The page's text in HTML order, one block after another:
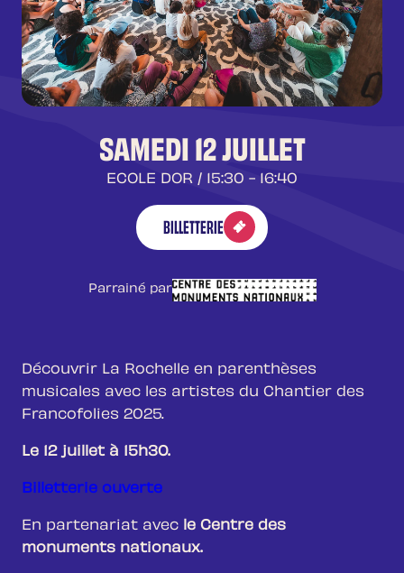
SAMEDI 12 JUILLET
ECOLE DOR / 15:30 - 16:40
BILLETTERIE
Parrainé par
Découvrir La Rochelle en parenthèses
musicales avec les artistes du Chantier des
Francofolies 2025.
Le 12 juillet à 15h30.
Billetterie ouverte
En partenariat avec le Centre des
monuments nationaux.